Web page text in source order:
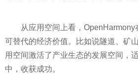
从应用空间上看，
可替代的经济价值。比如说隧道、矿
用空间激活了产业生态的发展空间，
中，收获成功。